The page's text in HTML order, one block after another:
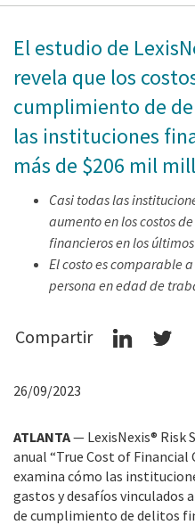
El estudio de
revela que los
cumplimiento de
las instituciones
más de $206 mil
Casi todas las
aumento en los costos
financieros en los
El costo es comparable
persona en edad de
Compartir
26/09/2023
ATLANTA— LexisNexis® Risk
anual “True Cost of Financial
examina cómo las
gastos y desafíos vinculados
de cumplimiento de delitos